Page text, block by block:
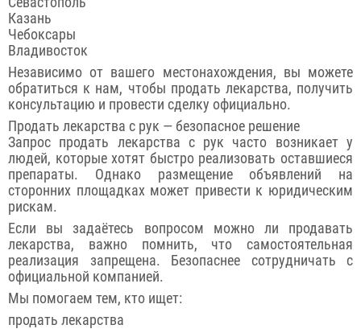
Казань
Чебоксары
Владивосток
Независимо от вашего местонахождения, вы можете
обратиться к нам, чтобы продать лекарства, получить
консультацию и провести сделку официально.
Продать лекарства с рук — безопасное решение
Запрос продать лекарства с рук часто возникает у
людей, которые хотят быстро реализовать оставшиеся
препараты. Однако размещение объявлений на
сторонних площадках может привести к юридическим
рискам.
Если вы задаётесь вопросом можно ли продавать
лекарства, важно помнить, что самостоятельная
реализация запрещена. Безопаснее сотрудничать с
официальной компанией.
Мы помогаем тем, кто ищет:
продать лекарства